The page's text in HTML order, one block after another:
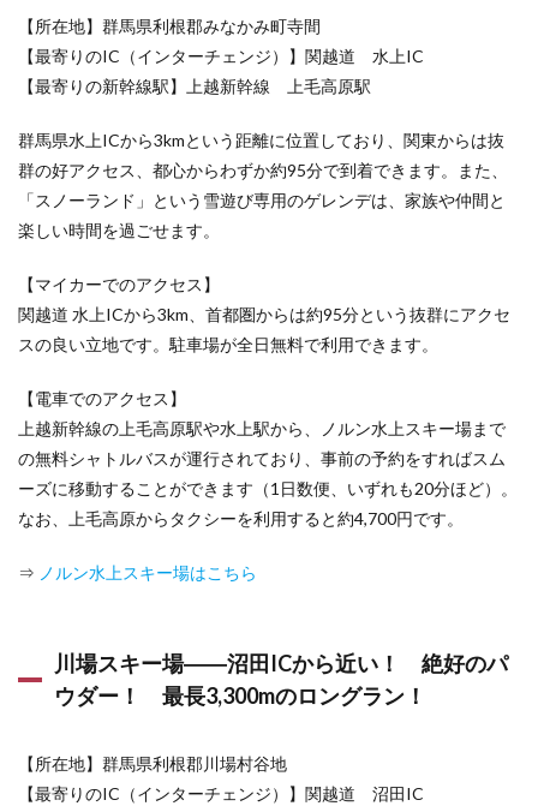
【所在地】群馬県利根郡みなかみ町寺間
【最寄りのIC（インターチェンジ）】関越道 水上IC
【最寄りの新幹線駅】上越新幹線 上毛高原駅
群馬県水上ICから3kmという距離に位置しており、関東からは抜
群の好アクセス、都心からわずか約95分で到着できます。また、
「スノーランド」という雪遊び専用のゲレンデは、家族や仲間と
楽しい時間を過ごせます。
【マイカーでのアクセス】
関越道 水上ICから3km、首都圏からは約95分という抜群にアクセ
スの良い立地です。駐車場が全日無料で利用できます。
【電車でのアクセス】
上越新幹線の上毛高原駅や水上駅から、ノルン水上スキー場まで
の無料シャトルバスが運行されており、事前の予約をすればスム
ーズに移動することができます（1日数便、いずれも20分ほど）。
なお、上毛高原からタクシーを利用すると約4,700円です。
⇒ ノルン水上スキー場はこちら
川場スキー場――沼田ICから近い！ 絶好のパ
ウダー！ 最長3,300mのロングラン！
【所在地】群馬県利根郡川場村谷地
【最寄りのIC（インターチェンジ）】関越道 沼田IC